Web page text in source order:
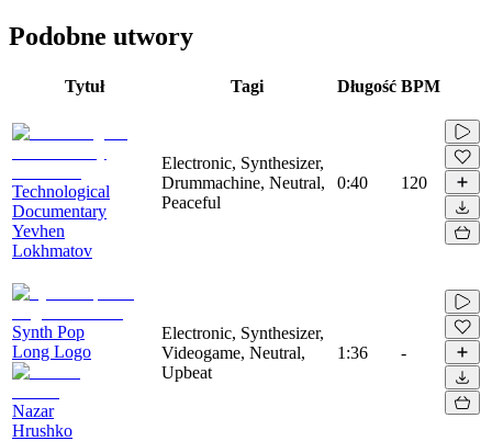
Podobne utwory
Tytuł Tagi Długość BPM
Technological
Documentary
Yevhen
Lokhmatov
Electronic, Synthesizer,
Drummachine, Neutral,
Peaceful
0:40 120
Synth Pop
Long Logo
Nazar
Hrushko
Electronic, Synthesizer,
Videogame, Neutral,
Upbeat
1:36 -